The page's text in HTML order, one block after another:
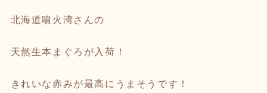
北海道噴火湾さんの
天然生本まぐろが入荷！
きれいな赤みが最高にうまそうです！